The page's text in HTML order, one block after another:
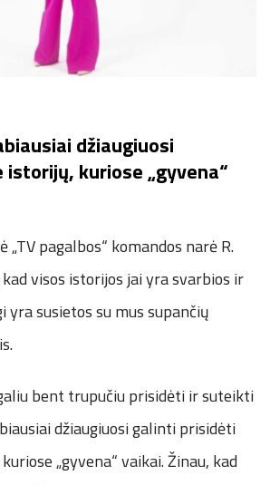
džiaugiuosi
kuriose „gyvena“
„TV pagalbos“ komandos narė R.
visos istorijos jai yra svarbios ir
yra susietos su mus supančių
bent trupučiu prisidėti ir suteikti
džiaugiuosi galinti prisidėti
„gyvena“ vaikai. Žinau, kad